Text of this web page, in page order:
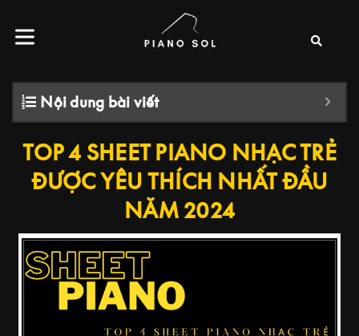
Nội dung bài viết
TOP 4 SHEET PIANO NHẠC TRẺ
ĐƯỢC YÊU THÍCH NHẤT ĐẦU
NĂM 2024